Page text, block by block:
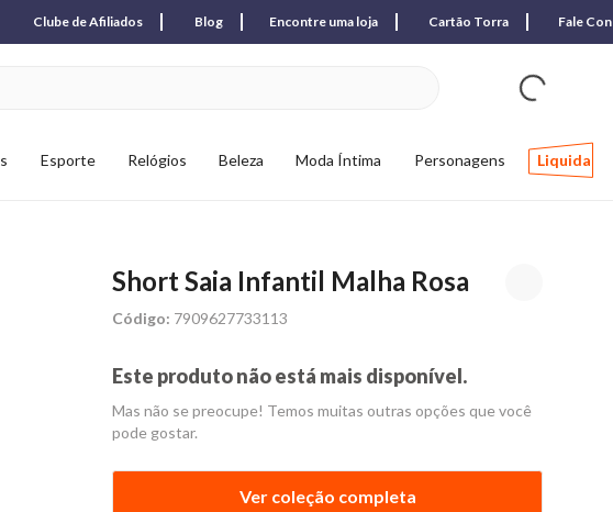
Clube de Afiliados Blog Encontre uma loja Cartão Torra Fale
Esporte Relógios Beleza Moda Íntima Personagens Liquida
ver produtos
Short Saia Infantil Malha Rosa
Código: 7909627733113
Este produto não está mais disponível.
Mas não se preocupe! Temos muitas outras opções que você
pode gostar.
Ver coleção completa